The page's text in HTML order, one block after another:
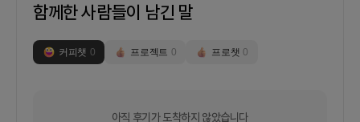
함께한 사람들이 남긴 말
커피챗 0 프로젝트 0 프로챗 0
아직 후기가 도착하지 않았습니다